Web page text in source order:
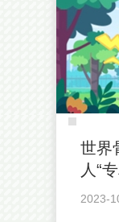
世界
人“
2023-